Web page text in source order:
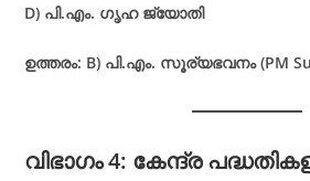
D) പി.എം. ഗൃഹ ജ്യോതി
ഉത്തരം: B) പി.എം. സൂര്യഭവനം (PM
വിഭാഗം 4: കേന്ദ്ര